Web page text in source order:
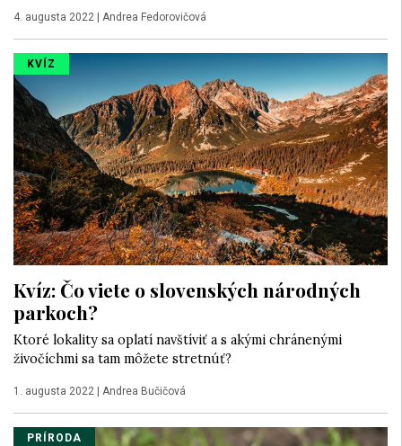
4. augusta 2022 | Andrea Fedorovičová
KVÍZ
Kvíz: Čo viete o slovenských národných
parkoch?
Ktoré lokality sa oplatí navštíviť a s akými chránenými
živočíchmi sa tam môžete stretnúť?
1. augusta 2022 Andrea Bučičová
PRÍRODA